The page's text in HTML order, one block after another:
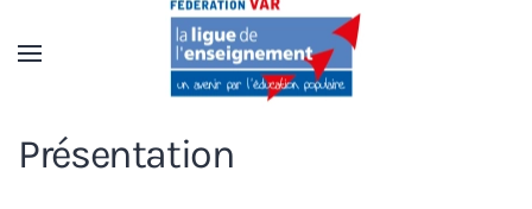
Accéder au contenu principal
Présentation